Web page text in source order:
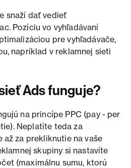
snaží dať vedieť
Pozíciu vo vyhľadávaní
pre vyhľadávače,
napríklad v reklamnej sieti
Ads funguje?
na princípe PPC (pay - per
Neplatíte teda za
až za prekliknutie na vaše
skupiny si nastavíte
(maximálnu sumu, ktorú